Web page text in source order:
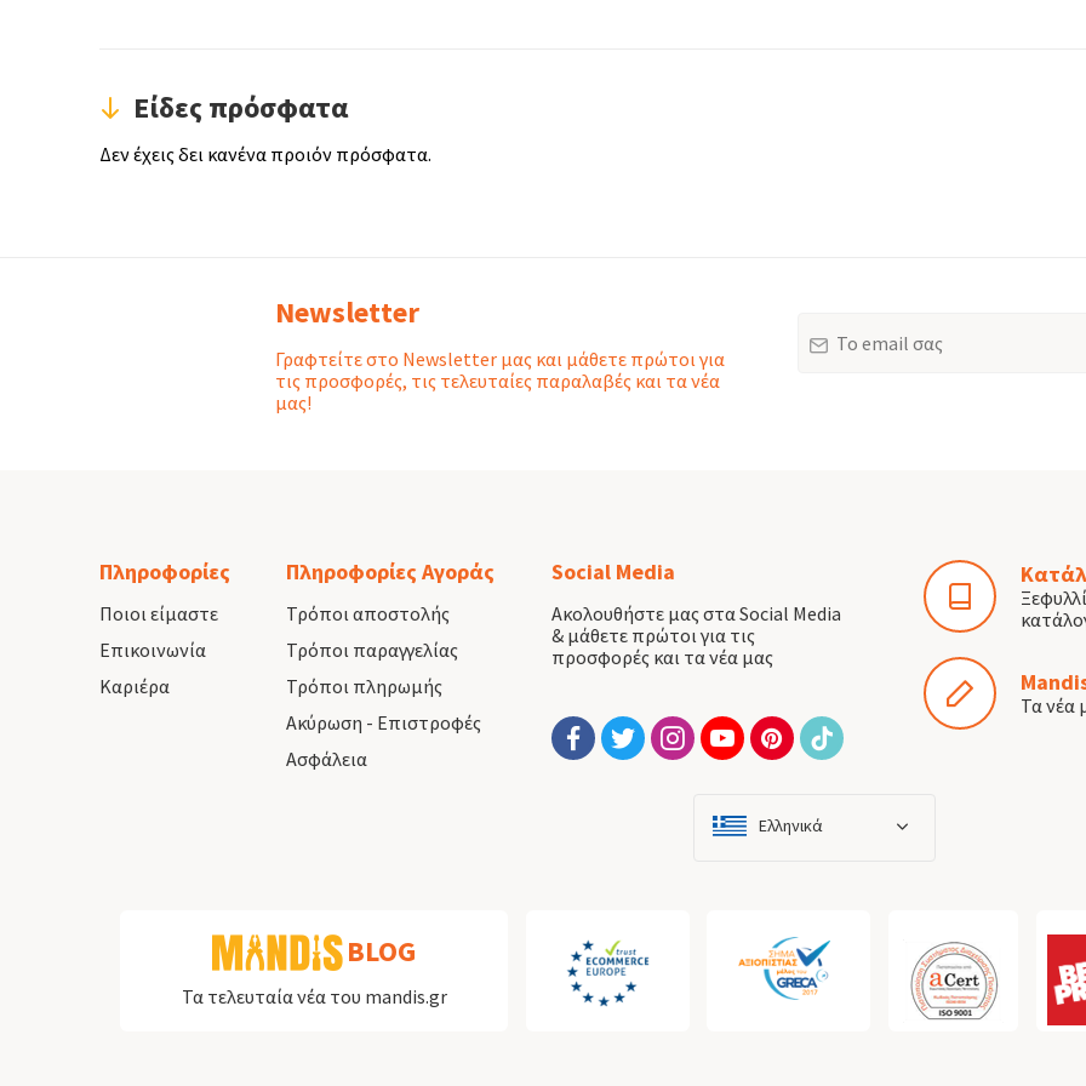
Είδες πρόσφατα
Δεν έχεις δει κανένα προιόν πρόσφατα.
Newsletter
Γραφτείτε στο Newsletter μας και μάθετε πρώτοι για
τις προσφορές, τις τελευταίες παραλαβές και τα νέα
μας!
Πληροφορίες
Ποιοι είμαστε
Επικοινωνία
Καριέρα
Πληροφορίες Αγοράς
Τρόποι αποστολής
Τρόποι παραγγελίας
Τρόποι πληρωμής
Ακύρωση - Επιστροφές
Ασφάλεια
Ελληνικά
Social Media
Ακολουθήστε μας στα Social Media
& μάθετε πρώτοι για τις
προσφορές και τα νέα μας
Τα νέα
BLOG
Τα τελευταία νέα του mandis.gr